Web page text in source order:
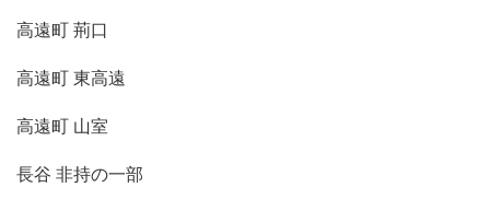
高遠町 荊口
高遠町 東高遠
高遠町 山室
長谷 非持の一部